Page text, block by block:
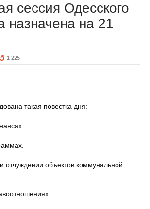
сессия Одесского
назначена на 21
1 225
такая повестка дня:
отчуждении объектов коммунальной